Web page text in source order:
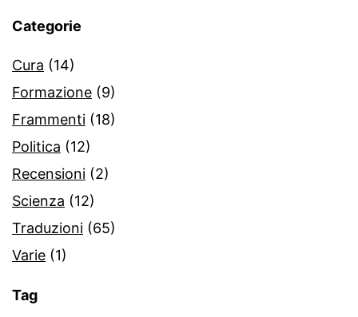
Categorie
Cura (14)
Formazione (9)
Frammenti (18)
Politica (12)
Recensioni (2)
Scienza (12)
Traduzioni (65)
Varie (1)
Tag